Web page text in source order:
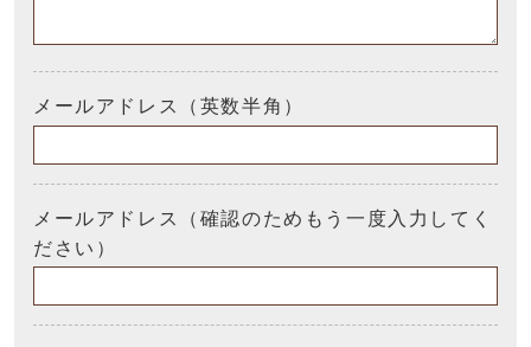
メールアドレス（英数半角）
メールアドレス（確認のためもう一度入力してく
ださい）